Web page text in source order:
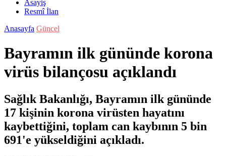
Asayiş
Resmî İlan
Anasayfa Güncel
Bayramın ilk gününde korona
virüs bilançosu açıklandı
Sağlık Bakanlığı, Bayramın ilk gününde
17 kişinin korona virüsten hayatını
kaybettiğini, toplam can kaybının 5 bin
691'e yükseldiğini açıkladı.